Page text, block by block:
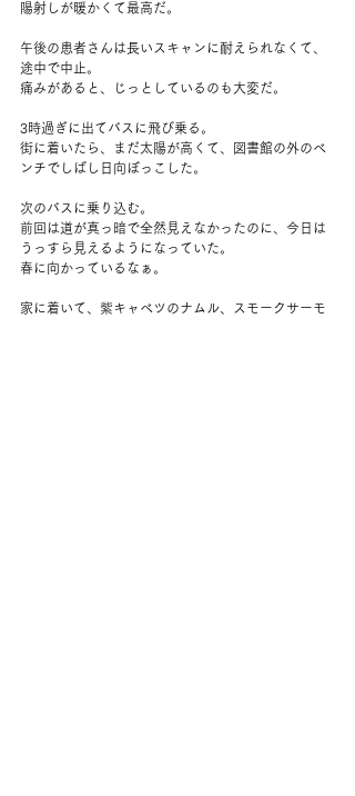
陽射しが暖かくて最高だ。
午後の患者さんは長いスキャンに耐えられなくて、
途中で中止。
痛みがあると、じっとしているのも大変だ。
3時過ぎに出てバスに飛び乗る。
街に着いたら、まだ太陽が高くて、図書館の外のベ
ンチでしばし日向ぼっこした。
次のバスに乗り込む。
前回は道が真っ暗で全然見えなかったのに、今日は
うっすら見えるようになっていた。
春に向かっているなぁ。
家に着いて、紫キャベツのナムル、スモークサーモ